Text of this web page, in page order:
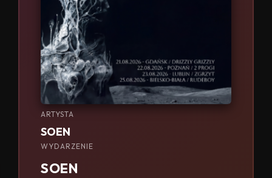
ARTYSTA
SOEN
WYDARZENIE
SOEN